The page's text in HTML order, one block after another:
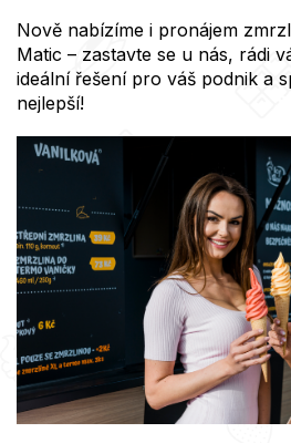
Nově nabízíme i pronájem
Matic – zastavte se u nás, rádi
ideální řešení pro váš podnik a
nejlepší!